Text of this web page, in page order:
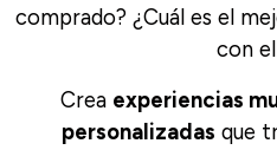
comprado? ¿Cuál es el
con
Crea experiencias
personalizadas que